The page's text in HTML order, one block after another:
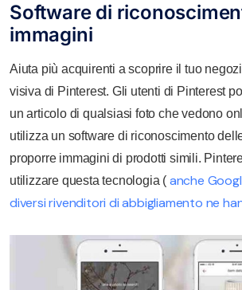
Software di
immagini
Aiuta più acquirenti a scoprire il tuo
visiva di Pinterest. Gli utenti di Pinterest
un articolo di qualsiasi foto che vedono
utilizza un software di riconoscimento
proporre immagini di prodotti simili.
utilizzare questa tecnologia ( anche
diversi rivenditori di abbigliamento ne